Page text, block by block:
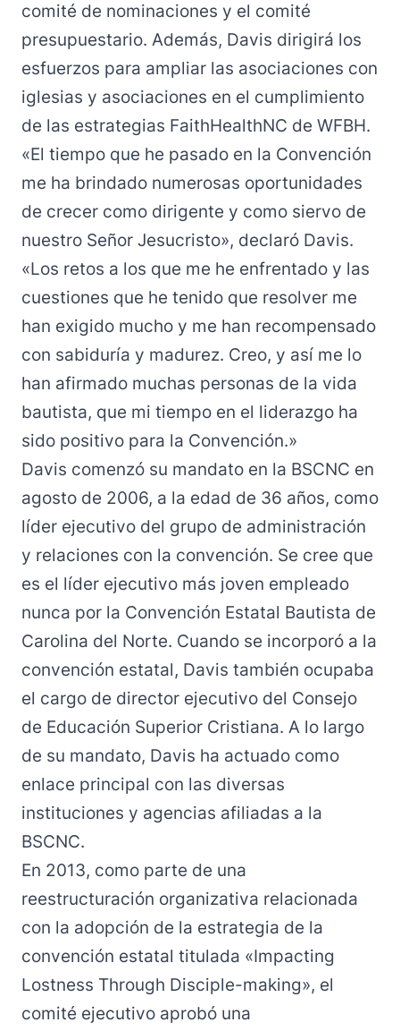
comité de nominaciones y el comité
presupuestario. Además, Davis dirigirá los
esfuerzos para ampliar las asociaciones con
iglesias y asociaciones en el cumplimiento
de las estrategias FaithHealthNC de WFBH.
«El tiempo que he pasado en la Convención
me ha brindado numerosas oportunidades
de crecer como dirigente y como siervo de
nuestro Señor Jesucristo», declaró Davis.
«Los retos a los que me he enfrentado y las
cuestiones que he tenido que resolver me
han exigido mucho y me han recompensado
con sabiduría y madurez. Creo, y así me lo
han afirmado muchas personas de la vida
bautista, que mi tiempo en el liderazgo ha
sido positivo para la Convención.»
Davis comenzó su mandato en la BSCNC en
agosto de 2006, a la edad de 36 años, como
líder ejecutivo del grupo de administración
y relaciones con la convención. Se cree que
es el líder ejecutivo más joven empleado
nunca por la Convención Estatal Bautista de
Carolina del Norte. Cuando se incorporó a la
convención estatal, Davis también ocupaba
el cargo de director ejecutivo del Consejo
de Educación Superior Cristiana. A lo largo
de su mandato, Davis ha actuado como
enlace principal con las diversas
instituciones y agencias afiliadas a la
BSCNC.
En 2013, como parte de una
reestructuración organizativa relacionada
con la adopción de la estrategia de la
convención estatal titulada «Impacting
Lostness Through Disciple-making», el
comité ejecutivo aprobó una